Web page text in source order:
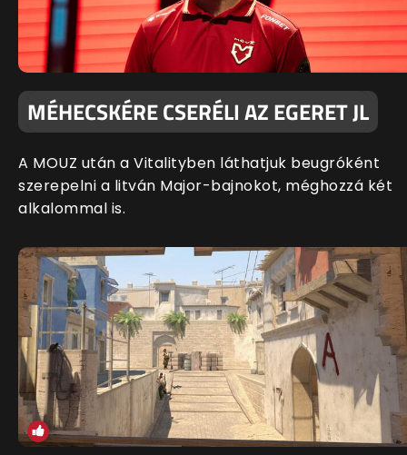
MÉHECSKÉRE CSERÉLI AZ EGERET JL
A MOUZ után a Vitalityben láthatjuk beugróként
szerepelni a litván Major-bajnokot, méghozzá két
alkalommal is.